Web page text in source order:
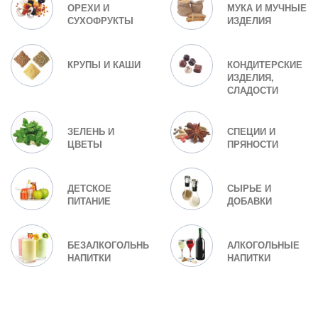
ОРЕХИ И
СУХОФРУКТЫ
МУКА И МУЧНЫЕ
ИЗДЕЛИЯ
КРУПЫ И КАШИ
КОНДИТЕРСКИЕ
ИЗДЕЛИЯ,
СЛАДОСТИ
ЗЕЛЕНЬ И
ЦВЕТЫ
СПЕЦИИ И
ПРЯНОСТИ
ДЕТСКОЕ
ПИТАНИЕ
СЫРЬЕ И
ДОБАВКИ
БЕЗАЛКОГОЛЬНЫЕ
НАПИТКИ
АЛКОГОЛЬНЫЕ
НАПИТКИ